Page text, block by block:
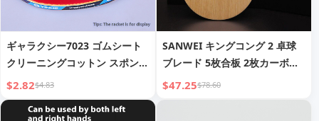
ギャラクシー7023 ゴムシート
クリーニングコットン スポンジ
ワイプ ほこりや汚れを拭き取る
卓球ラバー裏板 ラケット洗浄用
グルーコットン
$2.82$4.83
SANWEI キングコング 2 卓球
ブレード 5枚合板 2枚カーボン
内蔵カーボンテクノロジー カー
ボンラケット オフェンシブ ル
$47.25$78.60